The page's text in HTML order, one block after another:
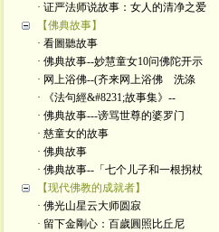
· 证严法师说故事：女人的清净之爱
【佛典故事】
· 看圖聽故事
· 佛典故事--妙慧童女10问佛陀开示
· 网上浴佛--(齐来网上浴佛 洗涤
· 《法句經&#8231;故事集》--
· 佛典故事---谤骂世尊的婆罗门
· 慈童女的故事
· 佛典故事
· 佛典故事--「七个儿子和一根拐杖
【现代佛教的成就者】
· 佛光山星云大师圆寂
· 留下金剛心：百歲圓照比丘尼